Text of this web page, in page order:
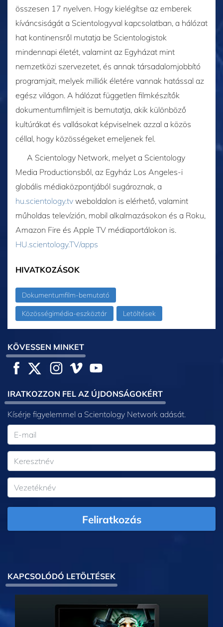
összesen 17 nyelven. Hogy kielégítse az emberek
kíváncsiságát a Scientologyval kapcsolatban, a hálózat
hat kontinensről mutatja be Scientologistok
mindennapi életét, valamint az Egyházat mint
nemzetközi szervezetet, és annak társadalomjobbító
programjait, melyek milliók életére vannak hatással az
egész világon. A hálózat független filmkészítők
dokumentumfilmjeit is bemutatja, akik különböző
kultúrákat és vallásokat képviselnek azzal a közös
céllal, hogy közösségeket emeljenek fel.
A Scientology Network, melyet a Scientology
Media Productionsből, az Egyház Los Angeles-i
globális médiaközpontjából sugároznak, a
hu.scientology.tv weboldalon is elérhető, valamint
műholdas televízión, mobil alkalmazásokon és a Roku,
Amazon Fire és Apple TV médiaportálokon is.
HU.scientology.TV/apps
HIVATKOZÁSOK
Dokumentumfilm-bemutató
Közösségimédia-eszköztár Letöltések
KÖVESSEN MINKET
IRATKOZZON FEL AZ ÚJDONSÁGOKÉRT
Kísérje figyelemmel a Scientology Network adását.
Feliratkozás
KAPCSOLÓDÓ LETÖLTÉSEK